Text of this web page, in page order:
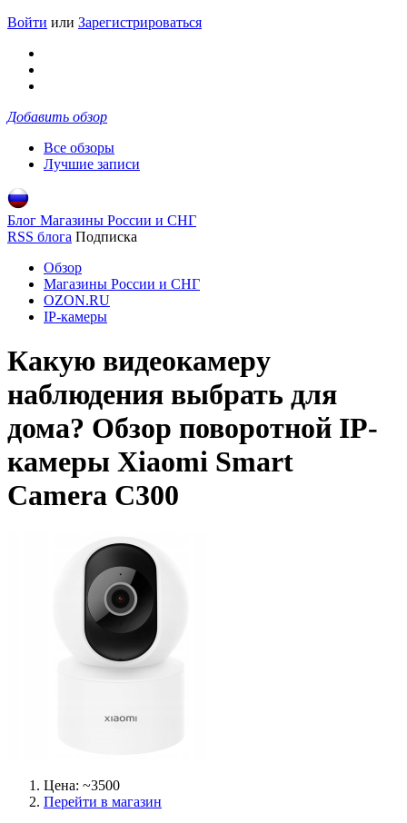
Войти или Зарегистрироваться
Добавить обзор
Все обзоры
Лучшие записи
Блог Магазины России и СНГ
RSS блога Подписка
Обзор
Магазины России и СНГ
OZON.RU
IP-камеры
Какую видеокамеру
наблюдения выбрать для
дома? Обзор поворотной IP-
камеры Xiaomi Smart
Camera C300
Цена: ~3500
Перейти в магазин